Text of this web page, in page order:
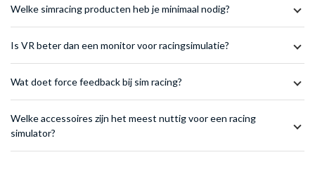
Welke simracing producten heb je minimaal nodig?
Is VR beter dan een monitor voor racingsimulatie?
Wat doet force feedback bij sim racing?
Welke accessoires zijn het meest nuttig voor een racing
simulator?